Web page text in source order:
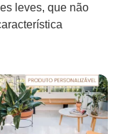
leves, que não